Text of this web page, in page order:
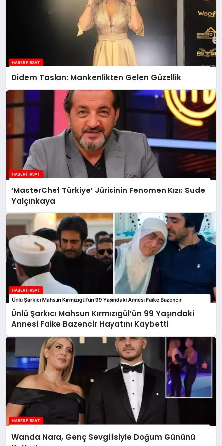
Didem Taslan: Mankenlikten Gelen Güzellik
‘MasterChef Türkiye’ Jürisinin Fenomen Kızı: Sude
Yalçınkaya
Ünlü Şarkıcı Mahsun Kırmızıgül’ün 99 Yaşındaki
Annesi Faike Bazencir Hayatını Kaybetti
Wanda Nara, Genç Sevgilisiyle Doğum Gününü